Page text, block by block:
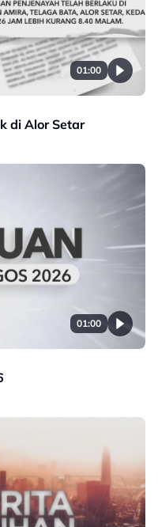
01:00
di Alor Setar
01:00